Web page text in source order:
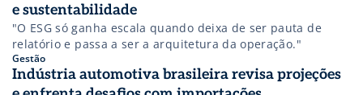
e sustentabilidade
"O ESG só ganha escala quando deixa de ser pauta de
relatório e passa a ser a arquitetura da operação."
Gestão
Indústria automotiva brasileira revisa projeções